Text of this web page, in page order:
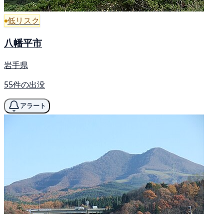
低リスク
八幡平市
岩手県
55件の出没
アラート